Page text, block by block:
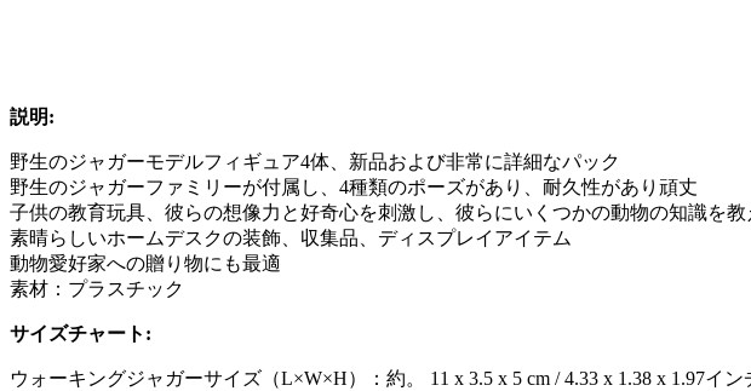
説明:
野生のジャガーモデルフィギュア4体、新品および非常に詳細なパック
野生のジャガーファミリーが付属し、4種類のポーズがあり、耐久性があり頑丈
子供の教育玩具、彼らの想像力と好奇心を刺激し、彼らにいくつかの動物の知識を
素晴らしいホームデスクの装飾、収集品、ディスプレイアイテム
動物愛好家への贈り物にも最適
素材：プラスチック
サイズチャート:
ウォーキングジャガーサイズ（L×W×H）：約。 11 x 3.5 x 5 cm / 4.33 x 1.38 x 1.97イン